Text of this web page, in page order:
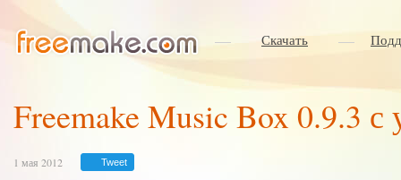
Скачать
Freemake Music Box 0.9.3
1 мая 2012 Tweet